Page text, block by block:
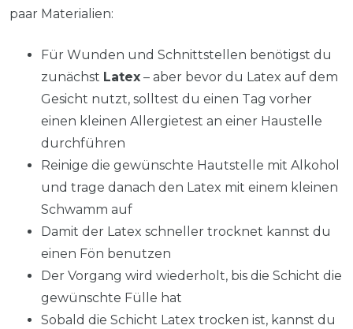
paar Materialien:
Für Wunden und Schnittstellen benötigst du
zunächst Latex – aber bevor du Latex auf dem
Gesicht nutzt, solltest du einen Tag vorher
einen kleinen Allergietest an einer Haustelle
durchführen
Reinige die gewünschte Hautstelle mit Alkohol
und trage danach den Latex mit einem kleinen
Schwamm auf
Damit der Latex schneller trocknet kannst du
einen Fön benutzen
Der Vorgang wird wiederholt, bis die Schicht die
gewünschte Fülle hat
Sobald die Schicht Latex trocken ist, kannst du